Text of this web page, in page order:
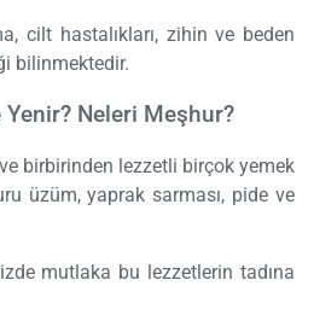
cilt hastalıkları, zihin ve beden
bilinmektedir.
Neleri Meşhur?
birbirinden lezzetli birçok yemek
üzüm, yaprak sarması, pide ve
mutlaka bu lezzetlerin tadına